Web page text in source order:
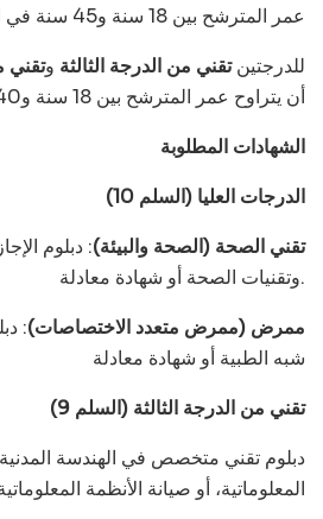
عمر المترشح بين 18 سنة و45 سنة في 1 يناير 2025
للدرجتينتقني من الدرجة الثالثة وتقني
أن يتراوح عمر المترشح بين 18 سنة و40 سنة في 1 يناير 2025
الشهادات المطلوبة
الدرجات العليا (السلم 10)
تقني الصحة (الصحة والبيئة): دبلوم
وتقنيات الصحة أو شهادة معادلة.
ممرض (ممرض متعدد الاختصاصات):
شبه الطبية أو شهادة معادلة
تقني من الدرجة الثالثة (السلم 9)
دبلوم تقني متخصص في الهندسة المدنية،
المعلوماتية، أو صيانة الأنظمة